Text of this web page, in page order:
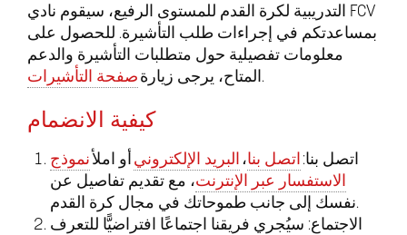
التدريبية لكرة القدم للمستوى الرفيع، سيقوم نادي FCV
بمساعدتكم في إجراءات طلب التأشيرة. للحصول على
معلومات تفصيلية حول متطلبات التأشيرة والدعم
المتاح، يرجى زيارة صفحة التأشيرات .
كيفية الانضمام
اتصل بنا: اتصل بنا، البريد الإلكتروني أو املأ نموذج
الاستفسار عبر الإنترنت، مع تقديم تفاصيل عن
نفسك إلى جانب طموحاتك في مجال كرة القدم.
الاجتماع: سيُجري فريقنا اجتماعًا افتراضيًّا للتعرف